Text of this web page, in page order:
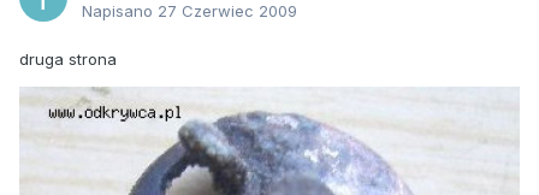
Napisano 27 Czerwiec 2009
druga strona